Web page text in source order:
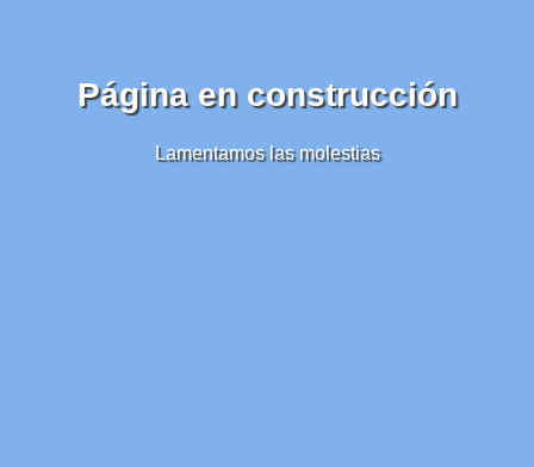
Página en construcción
Lamentamos las molestias